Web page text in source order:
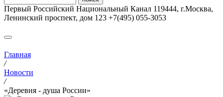
Первый Российский Национальный Канал 119444, г.Москва,
Ленинский проспект, дом 123 +7(495) 055-3053
Главная
/
Новости
/
«Деревня - душа России»